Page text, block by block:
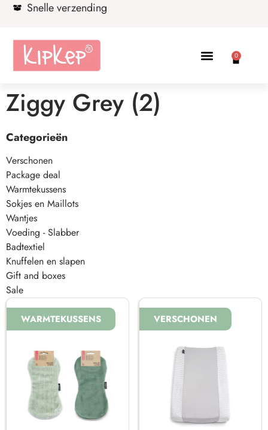
Snelle verzending
0
Ziggy Grey (2)
Categorieën
Verschonen
Package deal
Warmtekussens
Sokjes en Maillots
Wantjes
Voeding - Slabber
Badtextiel
Knuffelen en slapen
Gift and boxes
Sale
WARMTEKUSSENS VERSCHONEN